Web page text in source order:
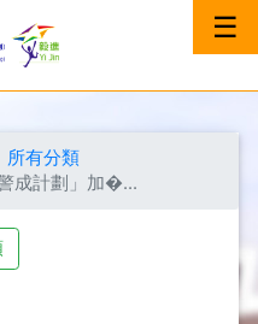
☰
所有分類
成計劃」加�...